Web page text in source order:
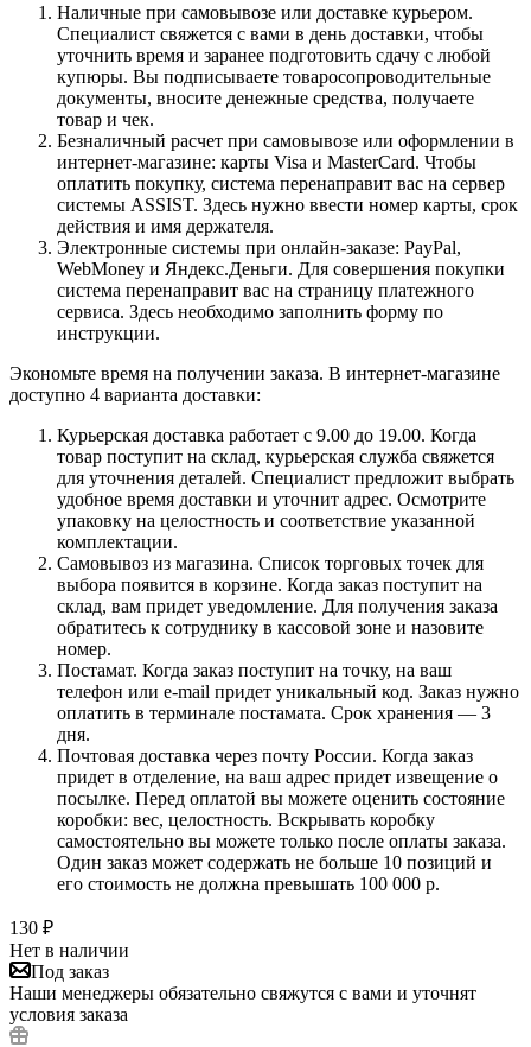
Наличные при самовывозе или доставке курьером.
Специалист свяжется с вами в день доставки, чтобы
уточнить время и заранее подготовить сдачу с любой
купюры. Вы подписываете товаросопроводительные
документы, вносите денежные средства, получаете
товар и чек.
Безналичный расчет при самовывозе или оформлении в
интернет-магазине: карты Visa и MasterCard. Чтобы
оплатить покупку, система перенаправит вас на сервер
системы ASSIST. Здесь нужно ввести номер карты, срок
действия и имя держателя.
Электронные системы при онлайн-заказе: PayPal,
WebMoney и Яндекс.Деньги. Для совершения покупки
система перенаправит вас на страницу платежного
сервиса. Здесь необходимо заполнить форму по
инструкции.
Экономьте время на получении заказа. В интернет-магазине
доступно 4 варианта доставки:
Курьерская доставка работает с 9.00 до 19.00. Когда
товар поступит на склад, курьерская служба свяжется
для уточнения деталей. Специалист предложит выбрать
удобное время доставки и уточнит адрес. Осмотрите
упаковку на целостность и соответствие указанной
комплектации.
Самовывоз из магазина. Список торговых точек для
выбора появится в корзине. Когда заказ поступит на
склад, вам придет уведомление. Для получения заказа
обратитесь к сотруднику в кассовой зоне и назовите
номер.
Постамат. Когда заказ поступит на точку, на ваш
телефон или e-mail придет уникальный код. Заказ нужно
оплатить в терминале постамата. Срок хранения — 3
дня.
Почтовая доставка через почту России. Когда заказ
придет в отделение, на ваш адрес придет извещение о
посылке. Перед оплатой вы можете оценить состояние
коробки: вес, целостность. Вскрывать коробку
самостоятельно вы можете только после оплаты заказа.
Один заказ может содержать не больше 10 позиций и
его стоимость не должна превышать 100 000 р.
130 ₽
Нет в наличии
Под заказ
Наши менеджеры обязательно свяжутся с вами и уточнят
условия заказа